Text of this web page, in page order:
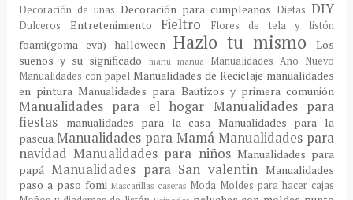
Decoración de uñas Decoración para cumpleaños DietasDIY
Dulceros Entretenimiento Fieltro Flores de tela y listón
foami(goma eva) halloween Hazlo tu mismoLos
sueños y su significado
manu manua Manualidades Año Nuevo
Manualidades con papel Manualidades de Reciclaje manualidades
en pinturaManualidades para Bautizos y primera comunión
Manualidades para el hogar Manualidades para
fiestas
manualidades para la casa Manualidades para la
pascua Manualidades para MamáManualidades para
navidadManualidades para niños Manualidades para
papá Manualidades para San valentinManualidades
paso a paso fomi Mascarillas caseras Moda Moldes para hacer cajas